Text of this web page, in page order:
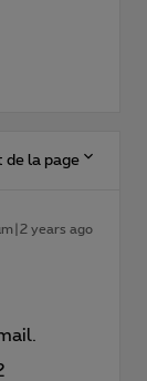
de la page
years ago